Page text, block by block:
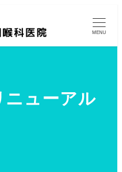
MENU
ューアル